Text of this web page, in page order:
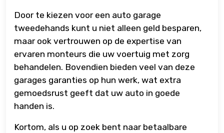
Door te kiezen voor een auto garage
tweedehands kunt u niet alleen geld besparen,
maar ook vertrouwen op de expertise van
ervaren monteurs die uw voertuig met zorg
behandelen. Bovendien bieden veel van deze
garages garanties op hun werk, wat extra
gemoedsrust geeft dat uw auto in goede
handen is.
Kortom, als u op zoek bent naar betaalbare